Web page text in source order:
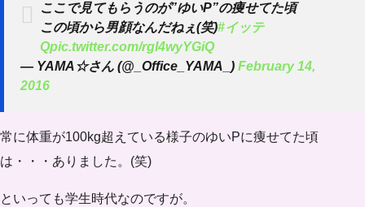
ここで見てもらうのが”ゆいP”の痩せてた頃
この頃から男顔なんだねぇ(笑)#イッテ
Qpic.twitter.com/rgI4wyYGiQ
— YAMA☆さん (@_Office_YAMA_) February 14,
2016
常に体重が100kg超えている様子のゆいPに痩せてた頃
は・・・ありました。(笑)
といっても学生時代なのですが。